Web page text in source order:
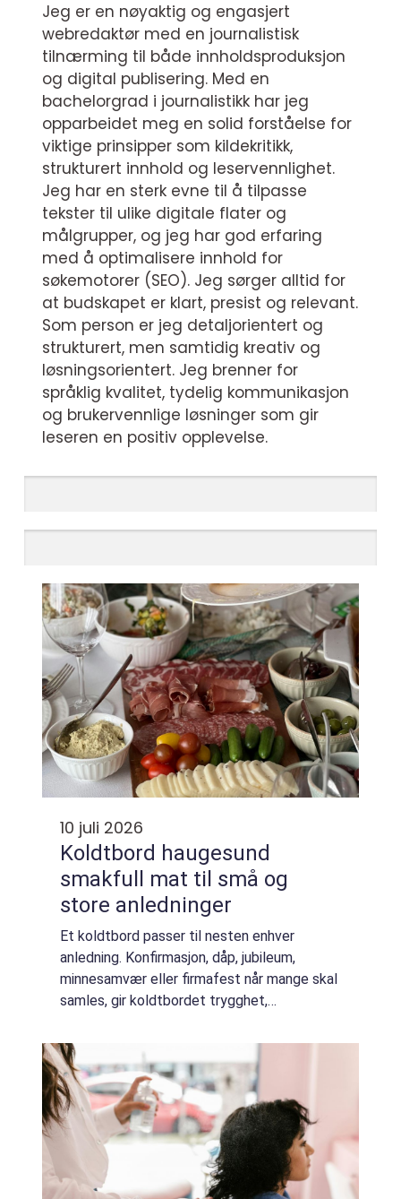
Jeg er en nøyaktig og engasjert
webredaktør med en journalistisk
tilnærming til både innholdsproduksjon
og digital publisering. Med en
bachelorgrad i journalistikk har jeg
opparbeidet meg en solid forståelse for
viktige prinsipper som kildekritikk,
strukturert innhold og leservennlighet.
Jeg har en sterk evne til å tilpasse
tekster til ulike digitale flater og
målgrupper, og jeg har god erfaring
med å optimalisere innhold for
søkemotorer (SEO). Jeg sørger alltid for
at budskapet er klart, presist og relevant.
Som person er jeg detaljorientert og
strukturert, men samtidig kreativ og
løsningsorientert. Jeg brenner for
språklig kvalitet, tydelig kommunikasjon
og brukervennlige løsninger som gir
leseren en positiv opplevelse.
10 juli 2026
Koldtbord haugesund
smakfull mat til små og
store anledninger
Et koldtbord passer til nesten enhver
anledning. Konfirmasjon, dåp, jubileum,
minnesamvær eller firmafest når mange skal
samles, gir koldtbordet trygghet,
koldtbord blitt et naturlig førstevalg for
vertskap ...